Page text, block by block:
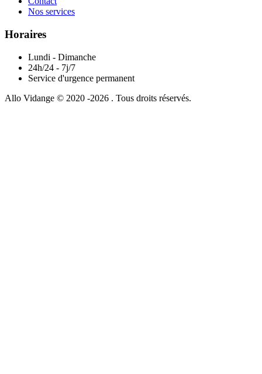
Nos services
Horaires
Lundi - Dimanche
24h/24 - 7j/7
Service d'urgence permanent
Allo Vidange © 2020 -2026 . Tous droits réservés.